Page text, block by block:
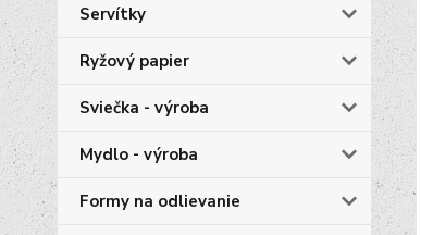
Servítky
Ryžový papier
Sviečka - výroba
Mydlo - výroba
Formy na odlievanie